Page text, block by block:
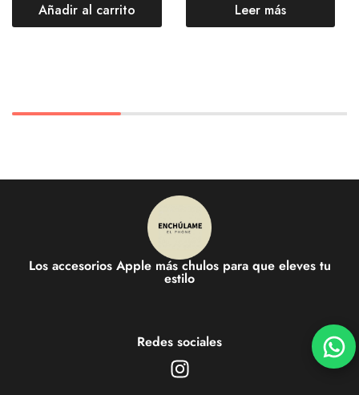
Añadir al carrito Leer más
Los accesorios Apple más chulos para que eleves tu
estilo
Redes sociales